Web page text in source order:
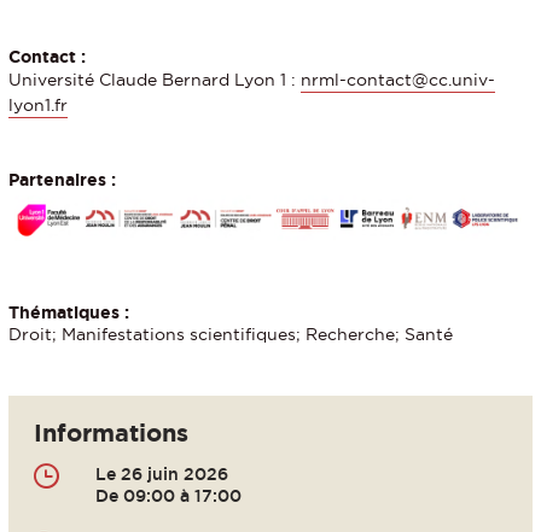
Contact :
Université Claude Bernard Lyon 1 : nrml-contact@cc.univ-
lyon1.fr
Partenaires :
Thématiques :
Droit; Manifestations scientifiques; Recherche; Santé
Informations
Le 26 juin 2026
De 09:00 à 17:00